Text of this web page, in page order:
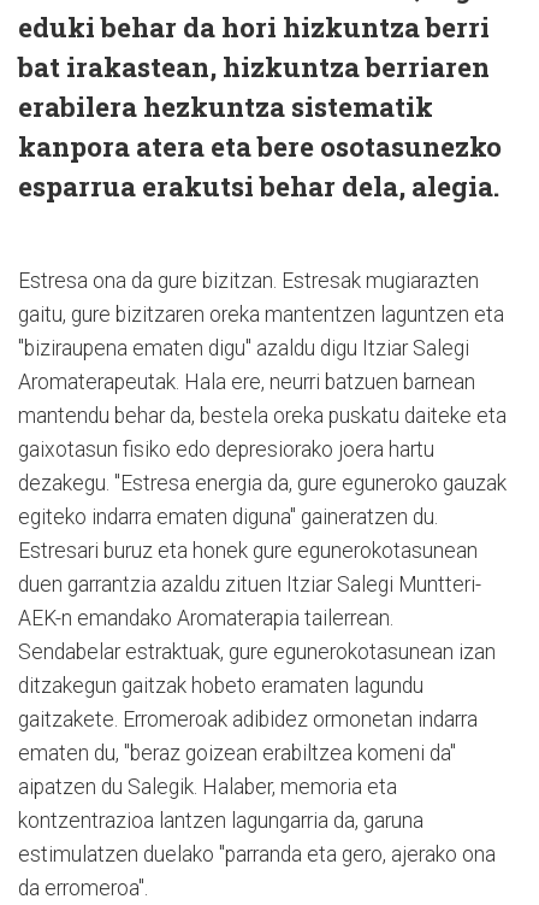
eduki behar da hori hizkuntza berri
bat irakastean, hizkuntza berriaren
erabilera hezkuntza sistematik
kanpora atera eta bere osotasunezko
esparrua erakutsi behar dela, alegia.
Estresa ona da gure bizitzan. Estresak mugiarazten
gaitu, gure bizitzaren oreka mantentzen laguntzen eta
"biziraupena ematen digu" azaldu digu Itziar Salegi
Aromaterapeutak. Hala ere, neurri batzuen barnean
mantendu behar da, bestela oreka puskatu daiteke eta
gaixotasun fisiko edo depresiorako joera hartu
dezakegu. "Estresa energia da, gure eguneroko gauzak
egiteko indarra ematen diguna" gaineratzen du.
Estresari buruz eta honek gure egunerokotasunean
duen garrantzia azaldu zituen Itziar Salegi Muntteri-
AEK-n emandako Aromaterapia tailerrean.
Sendabelar estraktuak, gure egunerokotasunean izan
ditzakegun gaitzak hobeto eramaten lagundu
gaitzakete. Erromeroak adibidez ormonetan indarra
ematen du, "beraz goizean erabiltzea komeni da"
aipatzen du Salegik. Halaber, memoria eta
kontzentrazioa lantzen lagungarria da, garuna
estimulatzen duelako "parranda eta gero, ajerako ona
da erromeroa".